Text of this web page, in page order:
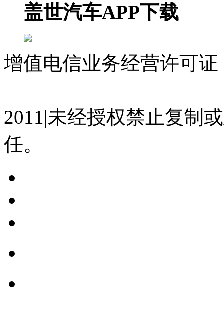
盖世汽车APP下载
增值电信业务经营许可
2011|未经授权禁止复制
任。